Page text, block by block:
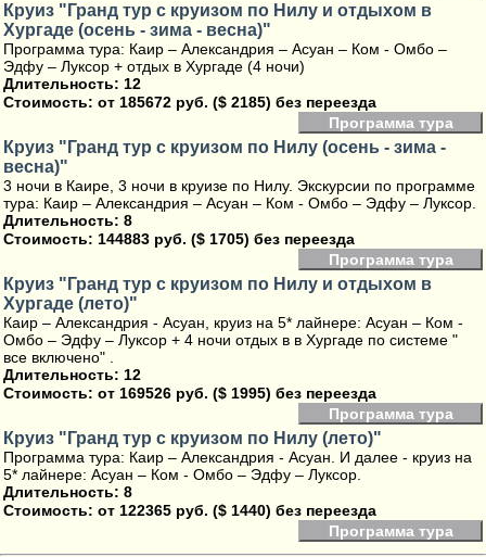
Круиз "Гранд тур с круизом по Нилу и отдыхом в
Хургаде (осень - зима - весна)"
Программа тура: Каир – Александрия – Асуан – Ком - Омбо –
Эдфу – Луксор + отдых в Хургаде (4 ночи)
Длительность: 12
Стоимость: от 185672 руб. ($ 2185) без переезда
Программа тура
Круиз "Гранд тур с круизом по Нилу (осень - зима -
весна)"
3 ночи в Каире, 3 ночи в круизе по Нилу. Экскурсии по программе
тура: Каир – Александрия – Асуан – Ком - Омбо – Эдфу – Луксор.
Длительность: 8
Стоимость: 144883 руб. ($ 1705) без переезда
Программа тура
Круиз "Гранд тур с круизом по Нилу и отдыхом в
Хургаде (лето)"
Каир – Александрия - Асуан, круиз на 5* лайнере: Асуан – Ком -
Омбо – Эдфу – Луксор + 4 ночи отдых в в Хургаде по системе "
все включено" .
Длительность: 12
Стоимость: от 169526 руб. ($ 1995) без переезда
Программа тура
Круиз "Гранд тур с круизом по Нилу (лето)"
Программа тура: Каир – Александрия - Асуан. И далее - круиз на
5* лайнере: Асуан – Ком - Омбо – Эдфу – Луксор.
Длительность: 8
Стоимость: от 122365 руб. ($ 1440) без переезда
Программа тура